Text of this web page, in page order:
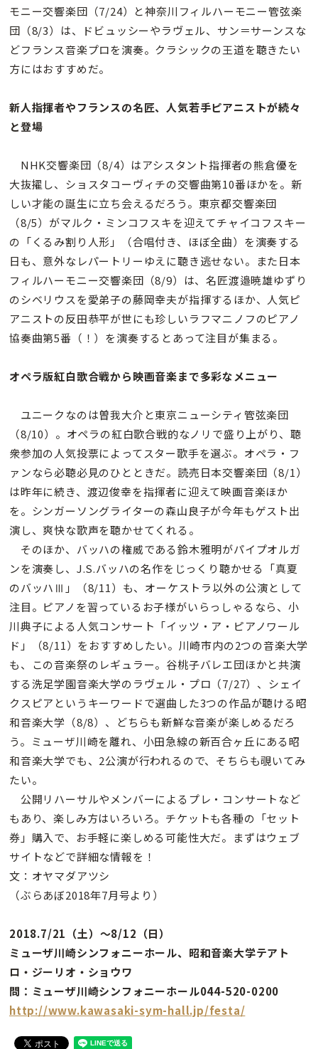
モニー交響楽団（7/24）と神奈川フィルハーモニー管弦楽
団（8/3）は、ドビュッシーやラヴェル、サン＝サーンスな
どフランス音楽プロを演奏。クラシックの王道を聴きたい
方にはおすすめだ。
新人指揮者やフランスの名匠、人気若手ピアニストが続々
と登場
NHK交響楽団（8/4）はアシスタント指揮者の熊倉優を
大抜擢し、ショスタコーヴィチの交響曲第10番ほかを。新
しい才能の誕生に立ち会えるだろう。東京都交響楽団
（8/5）がマルク・ミンコフスキを迎えてチャイコフスキー
の「くるみ割り人形」（合唱付き、ほぼ全曲）を演奏する
日も、意外なレパートリーゆえに聴き逃せない。また日本
フィルハーモニー交響楽団（8/9）は、名匠渡邉暁雄ゆずり
のシベリウスを愛弟子の藤岡幸夫が指揮するほか、人気ピ
アニストの反田恭平が世にも珍しいラフマニノフのピアノ
協奏曲第5番（！）を演奏するとあって注目が集まる。
オペラ版紅白歌合戦から映画音楽まで多彩なメニュー
ユニークなのは曽我大介と東京ニューシティ管弦楽団
（8/10）。オペラの紅白歌合戦的なノリで盛り上がり、聴
衆参加の人気投票によってスター歌手を選ぶ。オペラ・フ
ァンなら必聴必見のひとときだ。読売日本交響楽団（8/1）
は昨年に続き、渡辺俊幸を指揮者に迎えて映画音楽ほか
を。シンガーソングライターの森山良子が今年もゲスト出
演し、爽快な歌声を聴かせてくれる。
そのほか、バッハの権威である鈴木雅明がパイプオルガ
ンを演奏し、J.S.バッハの名作をじっくり聴かせる「真夏
のバッハⅢ」（8/11）も、オーケストラ以外の公演として
注目。ピアノを習っているお子様がいらっしゃるなら、小
川典子による人気コンサート「イッツ・ア・ピアノワール
ド」（8/11）をおすすめしたい。川崎市内の2つの音楽大学
も、この音楽祭のレギュラー。谷桃子バレエ団ほかと共演
する洗足学園音楽大学のラヴェル・プロ（7/27）、シェイ
クスピアというキーワードで選曲した3つの作品が聴ける昭
和音楽大学（8/8）、どちらも新鮮な音楽が楽しめるだろ
う。ミューザ川崎を離れ、小田急線の新百合ヶ丘にある昭
和音楽大学でも、2公演が行われるので、そちらも覗いてみ
たい。
公開リハーサルやメンバーによるプレ・コンサートなど
もあり、楽しみ方はいろいろ。チケットも各種の「セット
券」購入で、お手軽に楽しめる可能性大だ。まずはウェブ
サイトなどで詳細な情報を！
文：オヤマダアツシ
（ぶらあぼ2018年7月号より）
2018.7/21（土）〜8/12（日）
ミューザ川崎シンフォニーホール、昭和音楽大学テアト
ロ・ジーリオ・ショウワ
問：ミューザ川崎シンフォニーホール044-520-0200
http://www.kawasaki-sym-hall.jp/festa/